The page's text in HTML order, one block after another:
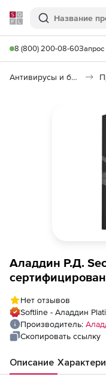
Softline
Поиск
8 (800) 200-08-60
Антивирусы и безопасность
Аладдин Р.Д.
Нет отзывов
Softline - Аладдин
Производитель:
Скопировать ссылку
Описание